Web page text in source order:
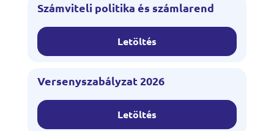
Számviteli politika és számlarend
Letöltés
Versenyszabályzat 2026
Letöltés